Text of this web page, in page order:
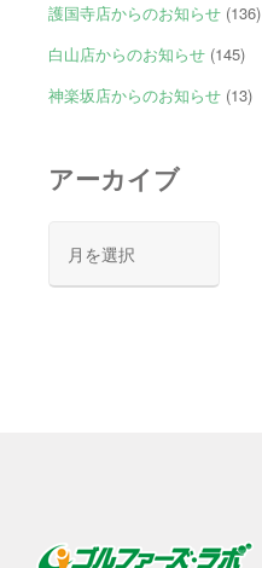
護国寺店からのお知らせ(136)
白山店からのお知らせ(145)
神楽坂店からのお知らせ(13)
アーカイブ
カ